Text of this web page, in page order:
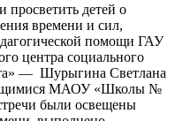
детей о
времени и сил,
помощи ГАУ
центра социального
— Шурыгина Светлана
МАОУ «Школы №
были освещены